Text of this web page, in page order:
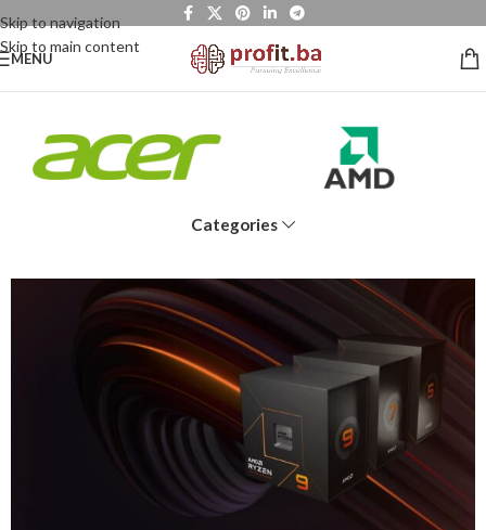
Skip to navigation
Skip to main content
MENU
Categories